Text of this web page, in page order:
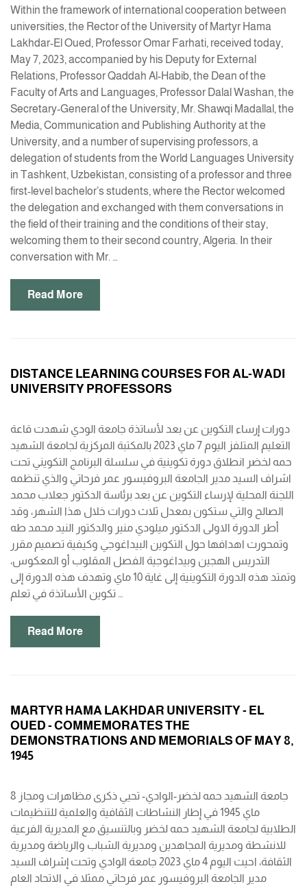
Within the framework of international cooperation between
universities, the Rector of the University of Martyr Hama
Lakhdar-El Oued, Professor Omar Farhati, received today,
May 7, 2023, accompanied by his Deputy for External
Relations, Professor Qaddah Al-Habib, the Dean of the
Faculty of Arts and Languages, Professor Dalal Washan, the
Secretary-General of the University, Mr. Shawqi Madallal, the
Media, Communication and Publishing Authority at the
University, and a number of supervising professors, a
delegation of students from the World Languages University
in Tashkent, Uzbekistan, consisting of a professor and three
first-level bachelor’s students, where the Rector welcomed
the delegation and exchanged with them conversations in
the field of their training and the conditions of their stay,
welcoming them to their second country, Algeria. In their
conversation with Mr. …
Read More
DISTANCE LEARNING COURSES FOR AL-WADI
UNIVERSITY PROFESSORS
دورات إرساء التكوين عن بعد لأساتذة جامعة الودي شهدت قاعة
التعليم المتلفز اليوم 7 ماي 2023 بالمكتبة المركزية لجامعة الشهيد
حمه لخضر انطلاق دورة تكوينية في سلسلة البرنامج التكويني تحت
اشراف السيد مدير الجامعة البروفيسور عمر فرحاتي والذي تنظمه
اللجنة المحلية لإرساء التكوين عن بعد برئاسة الدكتور جعلاب محمد
الصالح والتي ستكون بمعدل ثلاث دورات خلال هذا الشهر، وقد
أطر الدورة الاولى الدكتور ميلودي منير والدكتور النيد محمد طه
وتمحورت اهدافها حول التكوين البيداغوجي وكيفية تصميم مقرر
التدريس الهجين وبيداغوجية الفصل المقلوب أو المعكوس،
وتمتد هذه الدورة التكوينية إلى غاية 10 ماي وتهدف هذه الدورة إلى
تكوين الأساتذة في تعلم …
Read More
MARTYR HAMA LAKHDAR UNIVERSITY - EL
OUED - COMMEMORATES THE
DEMONSTRATIONS AND MEMORIALS OF MAY 8,
1945
جامعة الشهيد حمه لخضر-الوادي- تحيي ذكرى مظاهرات ومجاز 8
ماي 1945 في إطار النشاطات الثقافية والعلمية للتنظيمات
الطلابية لجامعة الشهيد حمه لخضر وبالتنسيق مع المديرية الفرعية
للانشطة ومديرية المجاهدين ومديرية الشباب والرياضة ومديرية
الثقافة، احيت اليوم 4 ماي 2023 جامعة الوادي وتحت إشراف السيد
مدير الجامعة البروفيسور عمر فرحاتي ممثلا في الاتحاد العام